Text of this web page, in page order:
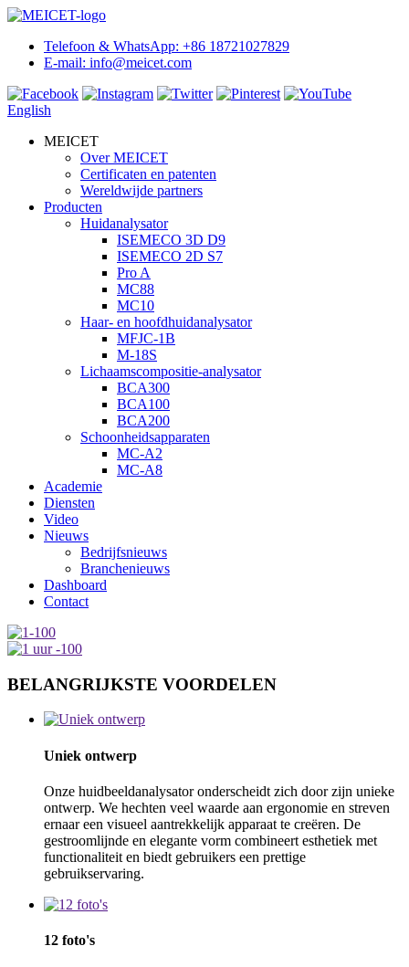
Telefoon & WhatsApp: +86 18721027829
E-mail: info@meicet.com
English
MEICET
Over MEICET
Certificaten en patenten
Wereldwijde partners
Producten
Huidanalysator
ISEMECO 3D D9
ISEMECO 2D S7
Pro A
MC88
MC10
Haar- en hoofdhuidanalysator
MFJC-1B
M-18S
Lichaamscompositie-analysator
BCA300
BCA100
BCA200
Schoonheidsapparaten
MC-A2
MC-A8
Academie
Diensten
Video
Nieuws
Bedrijfsnieuws
Branchenieuws
Dashboard
Contact
BELANGRIJKSTE VOORDELEN
Uniek ontwerp
Onze huidbeeldanalysator onderscheidt zich door zijn unieke
ontwerp. We hechten veel waarde aan ergonomie en streven
ernaar een visueel aantrekkelijk apparaat te creëren. De
gestroomlijnde en elegante vorm combineert esthetiek met
functionaliteit en biedt gebruikers een prettige
gebruikservaring.
12 foto's